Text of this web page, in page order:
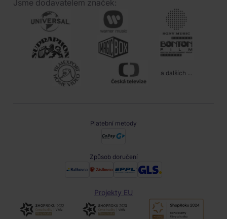
Jsme dodavatelem značek:
a dalších ...
Platební metody
Způsob doručení
Projekty EU